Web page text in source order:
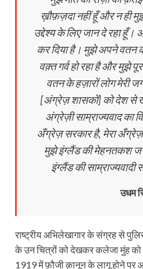
ख़ौफ़ज़दा नहीं हूँ और न ही
उद्देश्य के लिए जान दे रहा हूँ।
कर दिया है। मुझे अपने वतन
वक़्त गर्व हो रहा है और मुझे
वतन के हज़ारों लोग मेरी
[अंग्रेज़ शासकों] को देश
अंग्रेज़ी साम्राज्‍यवाद का
अँग्रेज़ सरकार है, मेरा
मुझे इंग्लैंड की मेहनतकश
इंग्लैंड की साम्राज्‍यवादी
उधम
राष्ट्रीय अभिलेखागार के संग्रह से
के उन चित्रों को देखकर कलेजा मुंह
1919 में फ़ौजी क़ानून के लागू होने पर